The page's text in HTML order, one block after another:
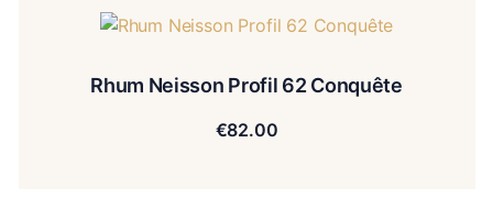
Rhum Neisson Profil 62 Conquête
€82.00